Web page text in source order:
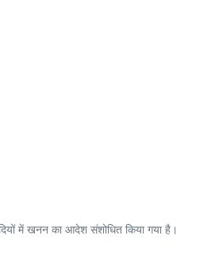
में खनन का आदेश संशोधित किया गया है।